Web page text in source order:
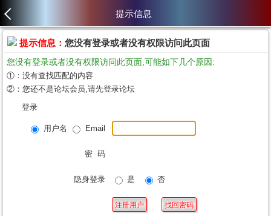
提示信息
提示信息： 您没有登录或者没有权限访问此页面
您没有登录或者没有权限访问此页面,可能如下几个原因:
①：没有查找匹配的内容
②：您还不是论坛会员,请先登录论坛
登录
用户名 Email
密 码
隐身登录 是 否